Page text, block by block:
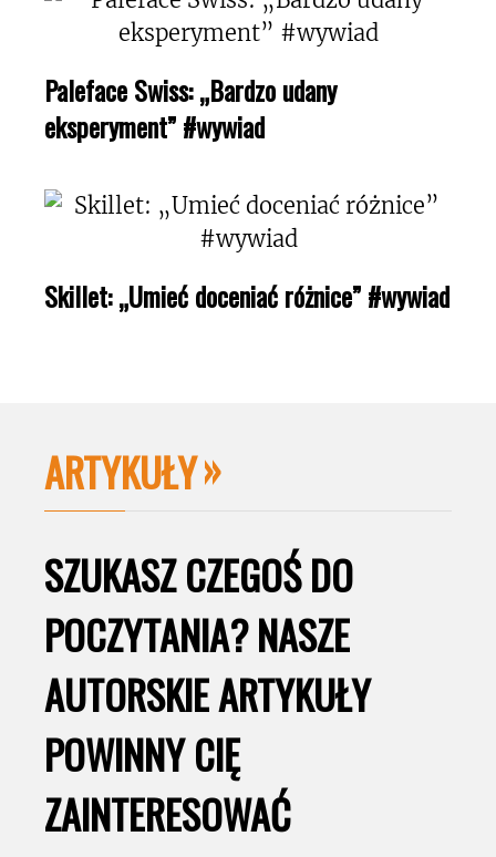
Paleface Swiss: „Bardzo udany
eksperyment” #wywiad
Skillet: „Umieć doceniać różnice” #wywiad
ARTYKUŁY
SZUKASZ CZEGOŚ DO
POCZYTANIA? NASZE
AUTORSKIE ARTYKUŁY
POWINNY CIĘ
ZAINTERESOWAĆ